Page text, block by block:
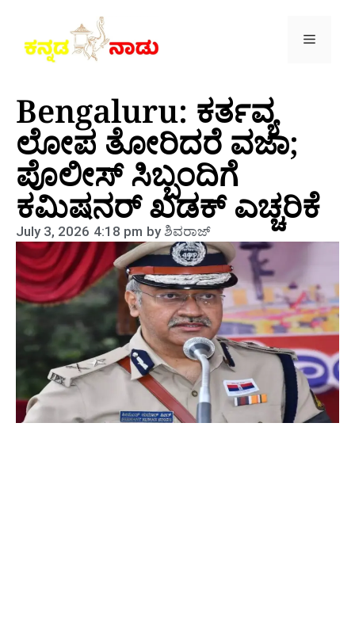
Bengaluru: ಕರ್ತವ್ಯ
ಲೋಪ ತೋರಿದರೆ ವಜಾ;
ಪೊಲೀಸ್ ಸಿಬ್ಬಂದಿಗೆ
ಕಮಿಷನರ್ ಖಡಕ್ ಎಚ್ಚರಿಕೆ
July 3, 2026 4:18 pm byಶಿವರಾಜ್